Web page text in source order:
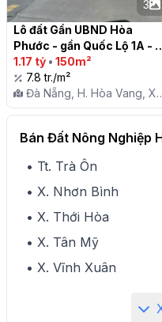
3
Lô đất Gần UBND Hòa
Phước - gần Quốc Lộ 1A -
150m2 - 1 tỷ 1xx
1.17 tỷ • 150m²
7.8 tr./m²
Đà Nẵng, H. Hòa Vang, X.
Hòa Phước
Bán Đất Nông Nghiệp
• Tt. Trà Ôn
• X. Nhơn Bình
• X. Thới Hòa
• X. Tân Mỹ
• X. Vĩnh Xuân